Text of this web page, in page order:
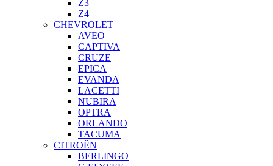
Z3
Z4
CHEVROLET
AVEO
CAPTIVA
CRUZE
EPICA
EVANDA
LACETTI
NUBIRA
OPTRA
ORLANDO
TACUMA
CITROËN
BERLINGO